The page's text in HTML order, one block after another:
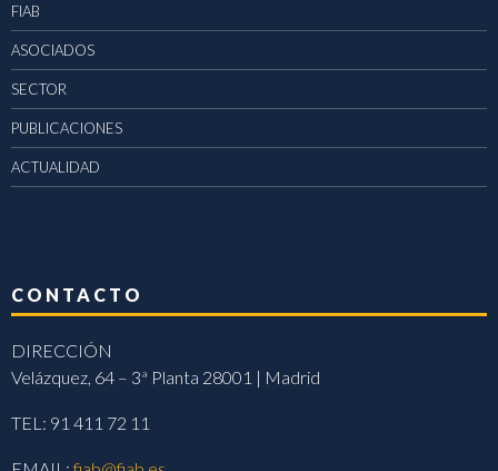
FIAB
ASOCIADOS
SECTOR
PUBLICACIONES
ACTUALIDAD
CONTACTO
DIRECCIÓN
Velázquez, 64 – 3ª Planta 28001 | Madrid
TEL: 91 411 72 11